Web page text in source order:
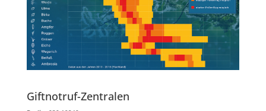
Giftnotruf-Zentralen